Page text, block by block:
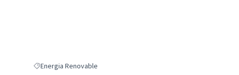
Resultados al filtrar por la categoría: Energia Renovable
Energia Renovable